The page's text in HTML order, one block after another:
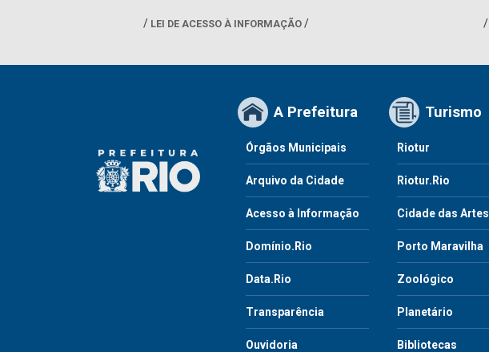
LEI DE ACESSO À INFORMAÇÃO
A Prefeitura
Órgãos Municipais
Arquivo da Cidade
Acesso à Informação
Domínio.Rio
Data.Rio
Transparência
Ouvidoria
Turismo
Riotur
Riotur.Rio
Cidade das Artes
Porto Maravilha
Zoológico
Planetário
Bibliotecas